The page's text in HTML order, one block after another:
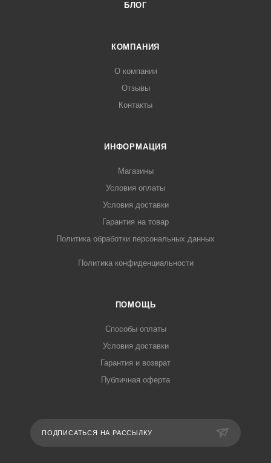
БЛОГ
КОМПАНИЯ
О компании
Отзывы
Контакты
ИНФОРМАЦИЯ
Магазины
Условия оплаты
Условия доставки
Гарантия на товар
Политика обработки персональных данных
Политика конфиденциальности
ПОМОЩЬ
Способы оплаты
Условия доставки
Гарантия и возврат
Публичная оферта
ПОДПИСАТЬСЯ НА РАССЫЛКУ